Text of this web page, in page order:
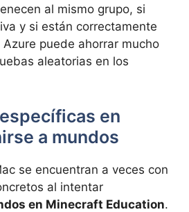
al mismo grupo, si
y si están correctamente
puede ahorrar mucho
aleatorias en los
en
a mundos
se encuentran a veces con
al intentar
en Minecraft Education.